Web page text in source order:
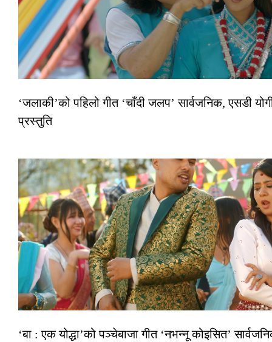
‘जलाकी’को पहिलो गीत ‘चाँदी जलप’ सार्वजनिक, एसडी
प्रस्तुति
‘बा : एक योद्धा’को पञ्चेबाजा गीत ‘नभन्नू कोइसित’